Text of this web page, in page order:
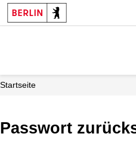
Startseite
Passwort